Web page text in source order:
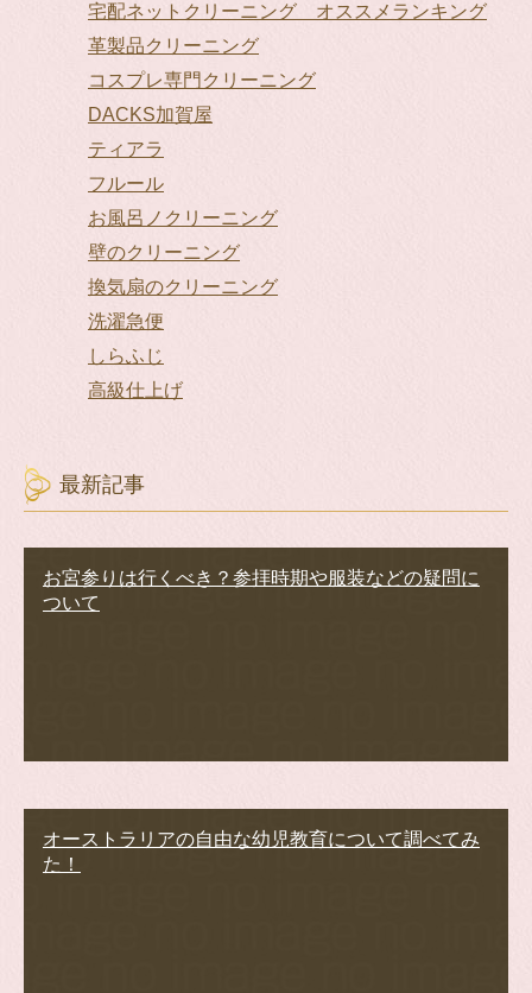
宅配ネットクリーニング オススメランキング
革製品クリーニング
コスプレ専門クリーニング
DACKS加賀屋
ティアラ
フルール
お風呂ノクリーニング
壁のクリーニング
換気扇のクリーニング
洗濯急便
しらふじ
高級仕上げ
最新記事
お宮参りは行くべき？参拝時期や服装などの疑問に
ついて
オーストラリアの自由な幼児教育について調べてみ
た！